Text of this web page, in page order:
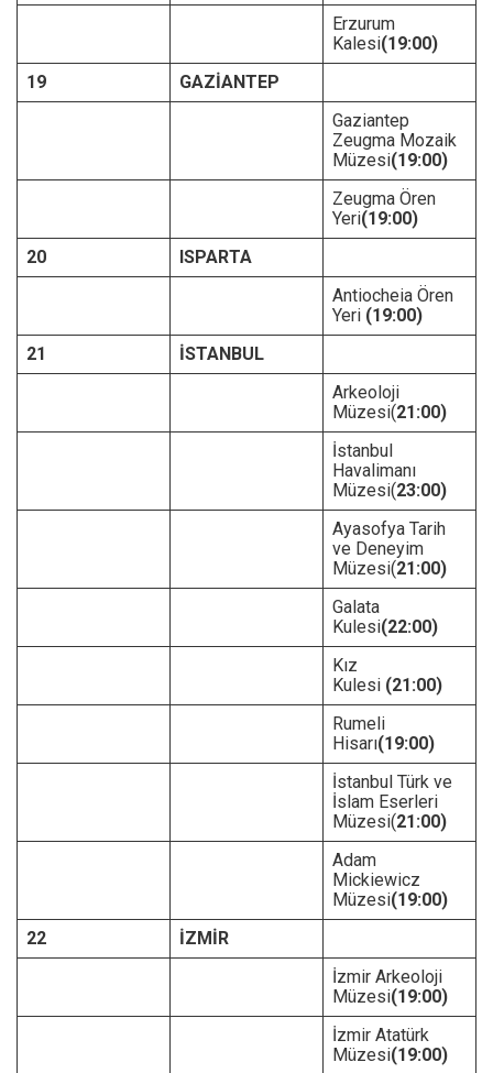
Erzurum
Kalesi(19:00)
19
GAZİANTEP
Gaziantep
Zeugma Mozaik
Müzesi(19:00)
Zeugma Ören
Yeri(19:00)
20
ISPARTA
Antiocheia Ören
Yeri (19:00)
21
İSTANBUL
Arkeoloji
Müzesi(21:00)
İstanbul
Havalimanı
Müzesi(23:00)
Ayasofya Tarih
ve Deneyim
Müzesi(21:00)
Galata
Kulesi(22:00)
Kız
Kulesi (21:00)
Rumeli
Hisarı(19:00)
İstanbul Türk ve
İslam Eserleri
Müzesi(21:00)
Adam
Mickiewicz
Müzesi(19:00)
22
İZMİR
İzmir Arkeoloji
Müzesi(19:00)
İzmir Atatürk
Müzesi(19:00)